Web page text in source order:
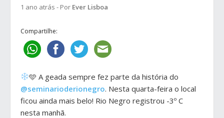
1 ano atrás - Por Ever Lisboa
Compartilhe:
🩵 A geada sempre fez parte da história do
@seminarioderionegro. Nesta quarta-feira o local
ficou ainda mais belo! Rio Negro registrou -3º C
nesta manhã.